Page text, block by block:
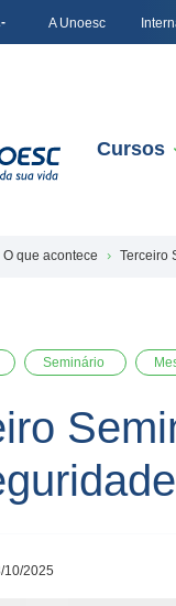
A Unoesc
Cursos
O que acontece Terceiro
Seminário
10/2025